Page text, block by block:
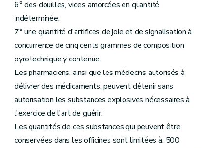
6° des douilles, vides amorcées en quantité
indéterminée;
7° une quantité d'artifices de joie et de signalisation à
concurrence de cinq cents grammes de composition
pyrotechnique y contenue.
Les pharmaciens, ainsi que les médecins autorisés à
délivrer des médicaments, peuvent détenir sans
autorisation les substances explosives nécessaires à
l'exercice de l'art de guérir.
Les quantités de ces substances qui peuvent être
conservées dans les officines sont limitées à: 500